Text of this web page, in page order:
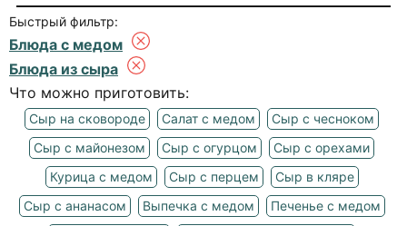
Быстрый фильтр:
Блюда с медом
Блюда из сыра
Что можно приготовить:
Сыр на сковороде Салат с медом
Сыр с чесноком
Сыр с майонезом
Сыр с огурцом
Сыр с орехами
Курица с медом
Сыр с перцем
Сыр в кляре
Сыр с ананасом
Выпечка с медом
Печенье с медом